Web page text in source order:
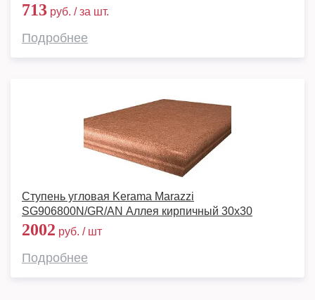
713 руб. / за шт.
Подробнее
Ступень угловая Kerama Marazzi
SG906800N/GR/AN Аллея кирпичный 30х30
2002 руб. / шт
Подробнее